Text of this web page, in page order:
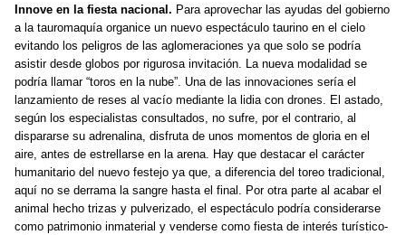
Innove en la fiesta nacional. Para aprovechar las ayudas del gobierno
a la tauromaquía organice un nuevo espectáculo taurino en el cielo
evitando los peligros de las aglomeraciones ya que solo se podría
asistir desde globos por rigurosa invitación. La nueva modalidad se
podría llamar “toros en la nube”. Una de las innovaciones seríael
lanzamiento de reses al vacío mediante la lidia con drones. El astado,
según los especialistas consultados, no sufre, por el contrario, al
dispararse su adrenalina, disfruta de unos momentos de gloria en el
aire, antes de estrellarse en la arena. Hay que destacar el carácter
humanitario del nuevo festejo ya que, a diferencia del toreo tradicional,
aquí no se derrama la sangre hasta el final. Por otra parte al acabar el
animal hecho trizas y pulverizado, el espectáculo podría considerarse
como patrimonio inmaterial y venderse como fiesta de interés turístico-